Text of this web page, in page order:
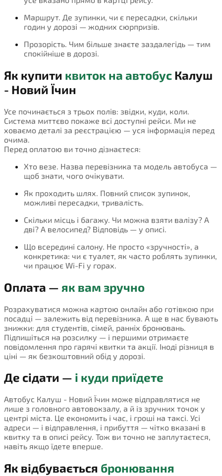
Маршрут. Де зупинки, чи є пересадки, скільки
годин у дорозі — жодних сюрпризів.
Прозорість. Чим більше знаєте заздалегідь — тим
спокійніше в дорозі.
Як купити квиток на автобус Калуш
- Новий Їчин
Усе починається з трьох полів: звідки, куди, коли.
Система миттєво покаже всі доступні рейси. Ми не
ховаємо деталі за реєстрацією — уся інформація перед
очима.
Перед оплатою ви точно дізнаєтеся:
Хто везе. Назва перевізника та модель автобуса —
щоб знати, чого очікувати.
Як проходить шлях. Повний список зупинок,
можливі пересадки, тривалість.
Скільки місць і багажу. Чи можна взяти валізу? А
дві? А велосипед? Відповідь — у описі.
Що всередині салону. Не просто «зручності», а
конкретика: чи є туалет, як часто роблять зупинки,
чи працює Wi-Fi у горах.
Оплата — як вам зручно
Розрахуватися можна картою онлайн або готівкою при
посадці — залежить від перевізника. А ще в нас бувають
знижки: для студентів, сімей, ранніх бронювань.
Підпишіться на розсилку — і першими отримаєте
повідомлення про гарячі квитки та акції. Іноді різниця в
ціні — як безкоштовний обід у дорозі.
Де сідати — і куди приїдете
Автобус Калуш - Новий Їчин може відправлятися не
лише з головного автовокзалу, а й із зручних точок у
центрі міста. Це економить і час, і гроші на таксі. Усі
адреси — і відправлення, і прибуття — чітко вказані в
квитку та в описі рейсу. Тож ви точно не заплутаєтеся,
навіть якщо їдете вперше.
Як відбувається бронювання